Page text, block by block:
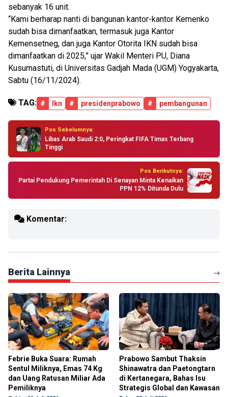
sebanyak 16 unit.
“Kami berharap nanti di bangunan kantor-kantor Kemenko
sudah bisa dimanfaatkan, termasuk juga Kantor
Kemensetneg, dan juga Kantor Otorita IKN sudah bisa
dimanfaatkan di 2025,” ujar Wakil Menteri PU, Diana
Kusumastuti, di Universitas Gadjah Mada (UGM) Yogyakarta,
Sabtu (16/11/2024).
TAG: # Ikn # presidenprabowo # pembangunan
Pos Sebelumnya:
Libas Arab Saudi 2:0, Peringkat FIFA Timas Terbang
Tinggi
Pos Berikutnya:
Partai Pendukung Pemerintah Di Senayan Minta Kenaikan
PPN 12% Ditunda Dulu
Komentar:
Berita Lainnya
Febrie Buka Suara: Rumah
Sentul Miliknya, Emas 74 Kg
dan Uang Ratusan Miliar Ada
Pemiliknya
Prabowo Sambut Thaksin
Shinawatra dan Paetongtarn
di Kertanegara, Bahas Isu
Strategis Global dan Kawasan